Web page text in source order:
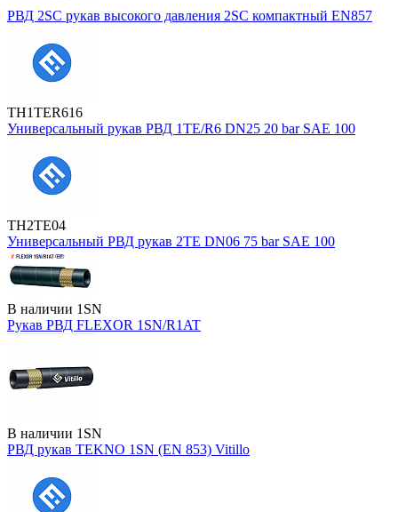
РВД 2SC рукав высокого давления 2SC компактный EN857
TH1TER616
Универсальный рукав РВД 1TE/R6 DN25 20 bar SAE 100
TH2TE04
Универсальный РВД рукав 2TE DN06 75 bar SAE 100
В наличии 1SN
Рукав РВД FLEXOR 1SN/R1AT
В наличии 1SN
РВД рукав TEKNO 1SN (EN 853) Vitillo